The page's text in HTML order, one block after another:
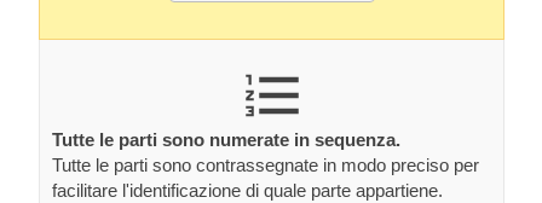
Tutte le parti sono numerate in sequenza.
Tutte le parti sono contrassegnate in modo preciso per
facilitare l'identificazione di quale parte appartiene.